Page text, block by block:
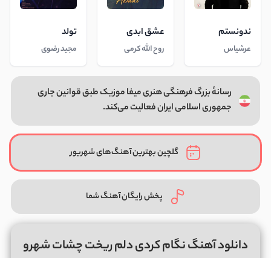
ندونستم
عرشیاس
عشق ابدی
روح الله کرمی
تولد
مجید رضوی
رسانهٔ بزرگ فرهنگی هنری میفا موزیک طبق قوانین جاری
جمهوری اسلامی ایران فعالیت می‌کند.
گلچین بهترین آهنگ‌های شهریور
پخش رایگان آهنگ شما
دانلود آهنگ نگام کردی دلم ریخت چشات شهرو